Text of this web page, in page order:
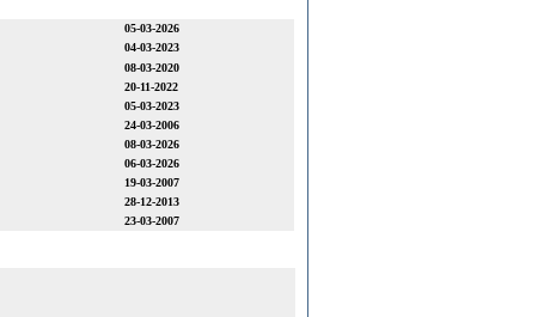
05-03-2026
04-03-2023
08-03-2020
20-11-2022
05-03-2023
24-03-2006
08-03-2026
06-03-2026
19-03-2007
28-12-2013
23-03-2007